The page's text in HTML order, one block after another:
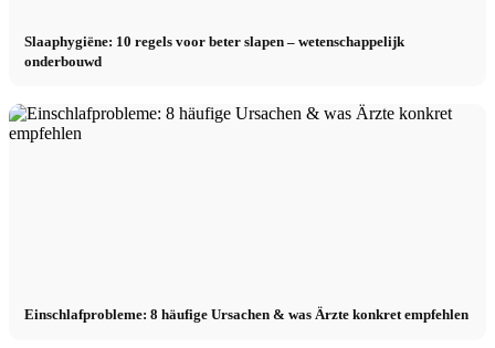
Slaaphygiëne: 10 regels voor beter slapen – wetenschappelijk
onderbouwd
Einschlafprobleme: 8 häufige Ursachen & was Ärzte konkret empfehlen